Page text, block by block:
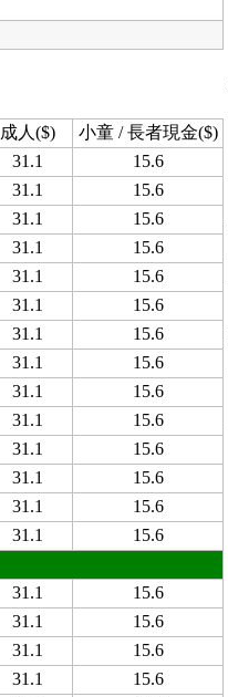
成人($)
小童 / 長者現金($)
31.1
15.6
31.1
15.6
31.1
15.6
31.1
15.6
31.1
15.6
31.1
15.6
31.1
15.6
31.1
15.6
31.1
15.6
31.1
15.6
31.1
15.6
31.1
15.6
31.1
15.6
31.1
15.6
31.1
15.6
31.1
15.6
31.1
15.6
31.1
15.6